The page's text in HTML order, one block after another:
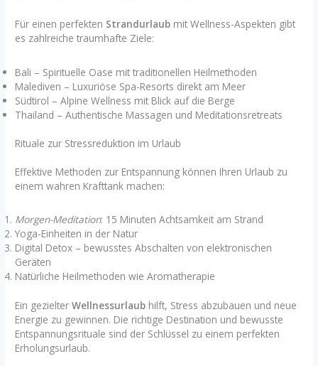
Für einen perfekten Strandurlaub mit Wellness-Aspekten gibt
es zahlreiche traumhafte Ziele:
Bali – Spirituelle Oase mit traditionellen Heilmethoden
Malediven – Luxuriöse Spa-Resorts direkt am Meer
Südtirol – Alpine Wellness mit Blick auf die Berge
Thailand – Authentische Massagen und Meditationsretreats
Rituale zur Stressreduktion im Urlaub
Effektive Methoden zur Entspannung können Ihren Urlaub zu
einem wahren Krafttank machen:
Morgen-Meditation: 15 Minuten Achtsamkeit am Strand
Yoga-Einheiten in der Natur
Digital Detox – bewusstes Abschalten von elektronischen
Geräten
Natürliche Heilmethoden wie Aromatherapie
Ein gezielterWellnessurlaub hilft, Stress abzubauen und neue
Energie zu gewinnen. Die richtige Destination und bewusste
Entspannungsrituale sind der Schlüssel zu einem perfekten
Erholungsurlaub.